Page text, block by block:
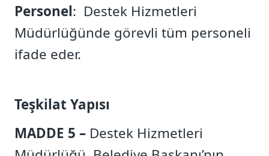
Personel: Destek Hizmetleri
Müdürlüğünde görevli tüm personeli
ifade eder.
Teşkilat Yapısı
MADDE 5 – Destek Hizmetleri